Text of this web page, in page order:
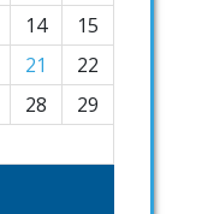
14
15
21
22
28
29